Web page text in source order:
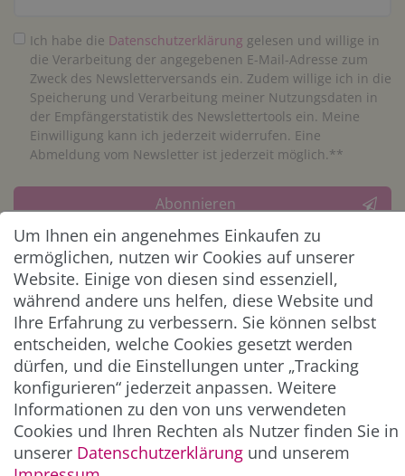
Ich habe die Daten­schutz­erklärung gelesen und willige in
die Verarbeitung der angegebenen E-Mail-Adresse zum
Zweck des Newsletterversands ein. Zudem willige ich in die
Speicherung und Verarbeitung meiner Nutzungsdaten in
der Empfängerstatistik des Newslettertools ein. Meine
Einwilligung kann ich jederzeit widerrufen. Eine
Abmeldung vom Newsletter ist jederzeit möglich.**
Abonnieren
** Hierbei handelt es sich um ein Pflichtfeld.
ZAHLUNG & VERSAND
Um Ihnen ein angenehmes Einkaufen zu
ermöglichen, nutzen wir Cookies auf unserer
Website. Einige von diesen sind essenziell,
während andere uns helfen, diese Website und
Ihre Erfahrung zu verbessern. Sie können selbst
entscheiden, welche Cookies gesetzt werden
dürfen, und die Einstellungen unter „Tracking
konfigurieren“ jederzeit anpassen. Weitere
Informationen zu den von uns verwendeten
Cookies und Ihren Rechten als Nutzer finden Sie in
unserer Daten­schutz­erklärung und unserem